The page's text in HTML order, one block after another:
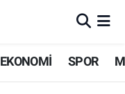
EKONOMİ SPOR